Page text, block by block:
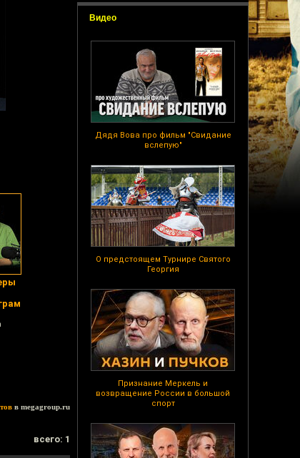
Видео
Дядя Вова про фильм "Свидание
вслепую"
О предстоящем Турнире Святого
Георгия
Признание Меркель и
возвращение России в большой
спорт
в megagroup.ru
всего: 1